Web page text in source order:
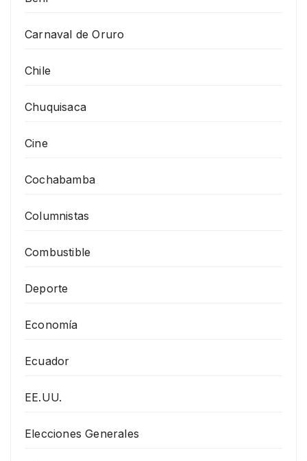
Carnaval de Oruro
Chile
Chuquisaca
Cine
Cochabamba
Columnistas
Combustible
Deporte
Economía
Ecuador
EE.UU.
Elecciones Generales